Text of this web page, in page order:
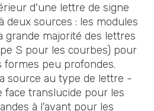
d'une lettre de signe
deux sources : les modules
grande majorité des lettres
S pour les courbes) pour
formes peu profondes.
source au type de lettre -
face translucide pour les
à l'avant pour les